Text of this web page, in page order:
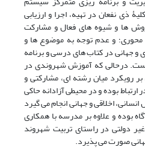
ذی نفعان در تهیه، اجرا و ارزیابی
روش ها و شیوه های فعال و مشارکت
محوری؛ و عدم توجه به موضوع ها و
و جهانی در کتاب های درسی و برنامه
درحالی که آموزش شهروندی در
رویکرد میان رشته ای، مشارکتی و
ارتباط بوده و در محیطی آزادانه حاکی
انسانی، اخلاقی و جهانی انجام می گیرد
بوده و علاوه بر مدرسه با همکاری
دولتی در راستای تربیت شهروند
صورت می پذیرد.